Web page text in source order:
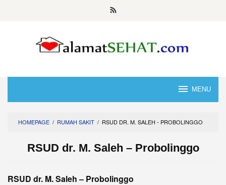
MENU
HOMEPAGE / RUMAH SAKIT / RSUD DR. M. SALEH - PROBOLINGGO
RSUD dr. M. Saleh – Probolinggo
RSUD dr. M. Saleh – Probolinggo